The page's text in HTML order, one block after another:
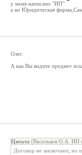
у меня написано "ИП"
а не Юридическая
Олег.
А как Вы видите предмет
Цитата (Васильков О.А. ИП
Договор не заключают, но